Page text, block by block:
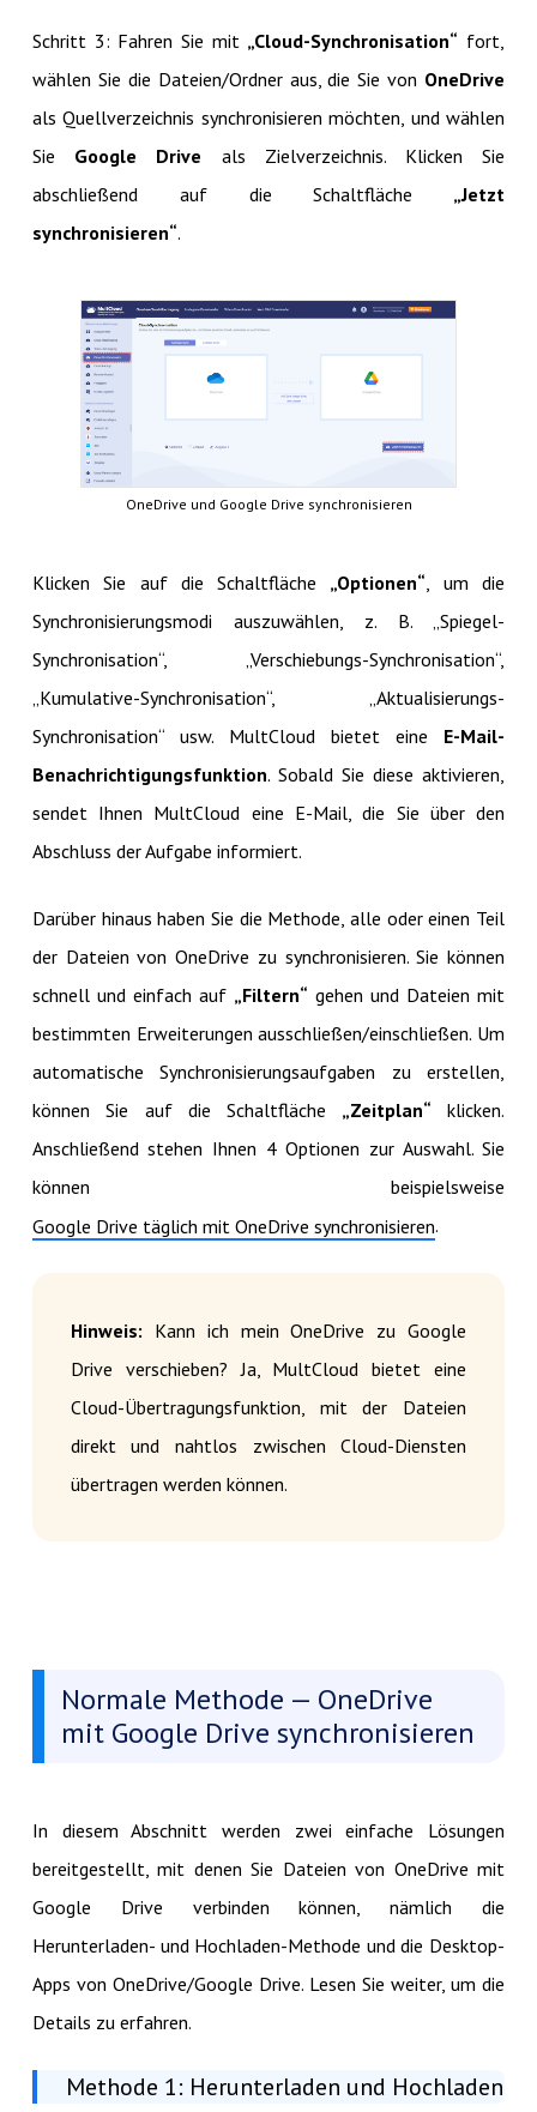
Schritt 3: Fahren Sie mit „Cloud-Synchronisation“ fort,
wählen Sie die Dateien/Ordner aus, die Sie von OneDrive
als Quellverzeichnis synchronisieren möchten, und wählen
Sie Google Drive als Zielverzeichnis. Klicken Sie
abschließend auf die Schaltfläche „Jetzt
synchronisieren“.
OneDrive und Google Drive synchronisieren
Klicken Sie auf die Schaltfläche „Optionen“ , um die
Synchronisierungsmodi auszuwählen, z. B. „Spiegel-
Synchronisation“, „Verschiebungs-Synchronisation“,
„Kumulative-Synchronisation“, „Aktualisierungs-
Synchronisation“ usw. MultCloud bietet eine E-Mail-
Benachrichtigungsfunktion. Sobald Sie diese aktivieren,
sendet Ihnen MultCloud eine E-Mail, die Sie über den
Abschluss der Aufgabe informiert.
Darüber hinaus haben Sie die Methode, alle oder einen Teil
der Dateien von OneDrive zu synchronisieren. Sie können
schnell und einfach auf „Filtern“ gehen und Dateien mit
bestimmten Erweiterungen ausschließen/einschließen. Um
automatische Synchronisierungsaufgaben zu erstellen,
können Sie auf die Schaltfläche „Zeitplan“ klicken.
Anschließend stehen Ihnen 4 Optionen zur Auswahl. Sie
können beispielsweise
Google Drive täglich mit OneDrive synchronisieren.
Hinweis: Kann ich mein OneDrive zu Google
Drive verschieben? Ja, MultCloud bietet eine
Cloud-Übertragungsfunktion, mit der Dateien
direkt und nahtlos zwischen Cloud-Diensten
übertragen werden können.
Normale Methode — OneDrive
mit Google Drive synchronisieren
In diesem Abschnitt werden zwei einfache Lösungen
bereitgestellt, mit denen Sie Dateien von OneDrive mit
Google Drive verbinden können, nämlich die
Herunterladen- und Hochladen-Methode und die Desktop-
Apps von OneDrive/Google Drive. Lesen Sie weiter, um die
Details zu erfahren.
Methode 1: Herunterladen und Hochladen